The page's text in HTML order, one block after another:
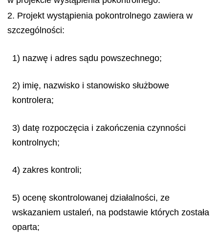
2. Projekt wystąpienia pokontrolnego zawiera w
szczególności:
1) nazwę i adres sądu powszechnego;
2) imię, nazwisko i stanowisko służbowe
kontrolera;
3) datę rozpoczęcia i zakończenia czynności
kontrolnych;
4) zakres kontroli;
5) ocenę skontrolowanej działalności, ze
wskazaniem ustaleń, na podstawie których została
oparta;